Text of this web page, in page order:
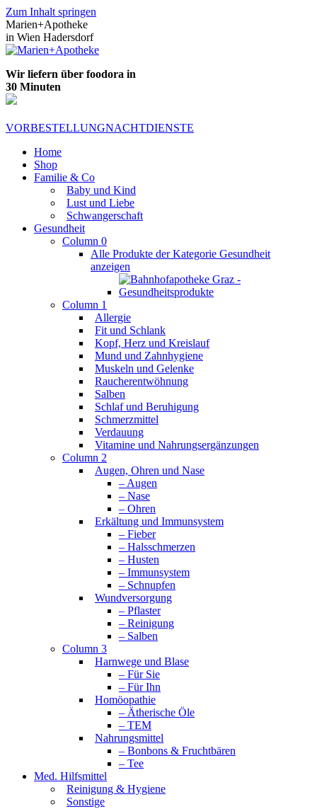
Zum Inhalt springen
Marien+Apotheke
in Wien Hadersdorf
Wir liefern über foodora in
30 Minuten
VORBESTELLUNGNACHTDIENSTE
Home
Shop
Familie & Co
Baby und Kind
Lust und Liebe
Schwangerschaft
Gesundheit
Column 0
Alle Produkte der Kategorie Gesundheit
anzeigen
Column 1
Allergie
Fit und Schlank
Kopf, Herz und Kreislauf
Mund und Zahnhygiene
Muskeln und Gelenke
Raucherentwöhnung
Salben
Schlaf und Beruhigung
Schmerzmittel
Verdauung
Vitamine und Nahrungsergänzungen
Column 2
Augen, Ohren und Nase
– Augen
– Nase
– Ohren
Erkältung und Immunsystem
– Fieber
– Halsschmerzen
– Husten
– Immunsystem
– Schnupfen
Wundversorgung
– Pflaster
– Reinigung
– Salben
Column 3
Harnwege und Blase
– Für Sie
– Für Ihn
Homöopathie
– Ätherische Öle
– TEM
Nahrungsmittel
– Bonbons & Fruchtbären
– Tee
Med. Hilfsmittel
Reinigung & Hygiene
Sonstige